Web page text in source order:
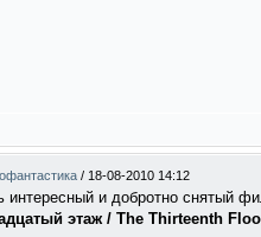
/ 18-08-2010 14:12
интересный и добротно снятый
этаж / The Thirteenth